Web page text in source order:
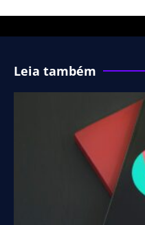
Leia também